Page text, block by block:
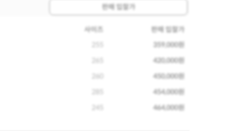
판매 입찰가
사이즈
판매 입찰가
359,000원
265
420,000원
260
450,000원
454,000원
245 464,000원